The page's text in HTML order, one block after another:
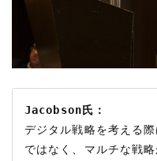
Jacobson氏：
デジタル戦略を考える
ではなく、マルチな戦